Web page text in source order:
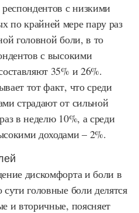
с низкими
по крайней мере пару раз
головной боли, в то
с высокими
35% и 26%.
тот факт, что среди
страдают от сильной
в неделю 10%, а среди
доходами – 2%.
дискомфорта и боли в
головные боли делятся
и вторичные, поясняет